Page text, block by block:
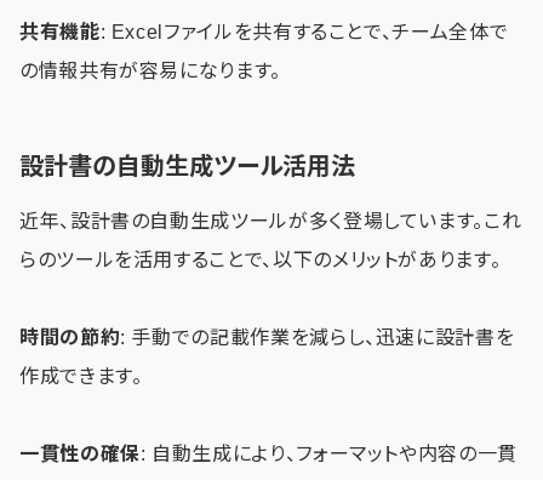
共有機能: Excelファイルを共有することで、チーム全体で
の情報共有が容易になります。
設計書の自動生成ツール活用法
近年、設計書の自動生成ツールが多く登場しています。これ
らのツールを活用することで、以下のメリットがあります。
時間の節約: 手動での記載作業を減らし、迅速に設計書を
作成できます。
一貫性の確保: 自動生成により、フォーマットや内容の一貫